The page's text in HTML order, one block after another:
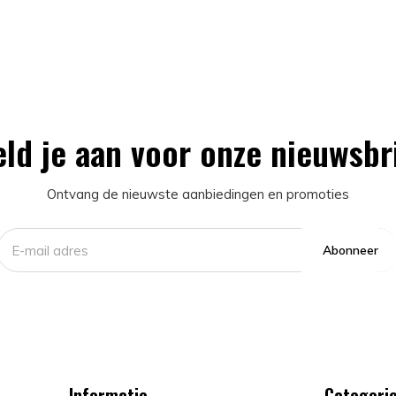
je aan voor onze
Ontvang de nieuwste aanbiedingen en promoties
Abonneer